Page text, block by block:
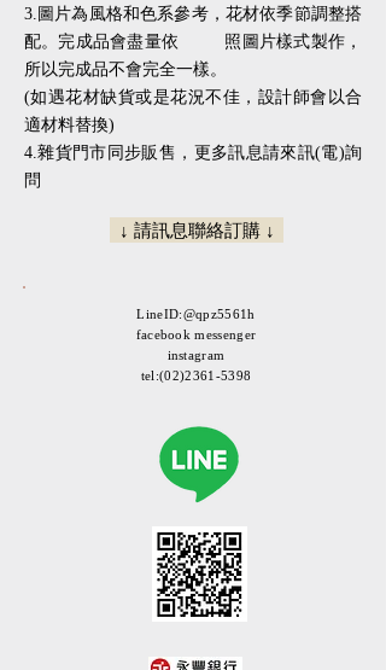
3.圖片為風格和色系參考，花材依季節調整搭
配。完成品會盡量依 照圖片樣式製作，
所以完成品不會完全一樣。
(如遇花材缺貨或是花況不佳，設計師會以合
適材料替換)
​​4.雜貨門市同步販售，更多訊息請來訊(電)詢
問
↓ 請訊息聯絡訂購 ↓
LineID:@qpz5561h
facebook messenger
instagram
tel:(02)2361-5398